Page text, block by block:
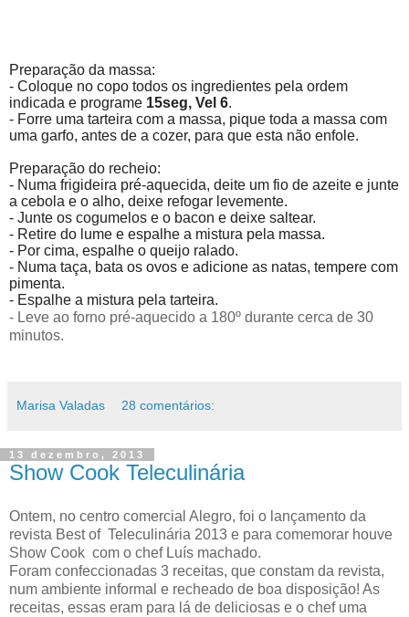
Preparação da massa:
- Coloque no copo todos os ingredientes pela ordem
indicada e programe 15seg, Vel 6.
- Forre uma tarteira com a massa, pique toda a massa com
uma garfo, antes de a cozer, para que esta não enfole.
Preparação do recheio:
- Numa frigideira pré-aquecida, deite um fio de azeite e junte
a cebola e o alho, deixe refogar levemente.
- Junte os cogumelos e o bacon e deixe saltear.
- Retire do lume e espalhe a mistura pela massa.
- Por cima, espalhe o queijo ralado.
- Numa taça, bata os ovos e adicione as natas, tempere com
pimenta.
- Espalhe a mistura pela tarteira.
- Leve ao forno pré-aquecido a 180º durante cerca de 30
minutos.
Marisa Valadas 28 comentários:
13 dezembro, 2013
Show Cook Teleculinária
Ontem, no centro comercial Alegro, foi o lançamento da
revista Best of Teleculinária 2013 e para comemorar houve
Show Cook com o chef Luís machado.
Foram confeccionadas 3 receitas, que constam da revista,
num ambiente informal e recheado de boa disposição! As
receitas, essas eram para lá de deliciosas e o chef uma